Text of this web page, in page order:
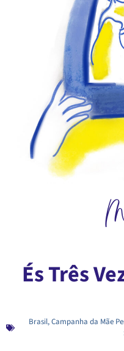
És Três
Brasil,Campanha da Mãe